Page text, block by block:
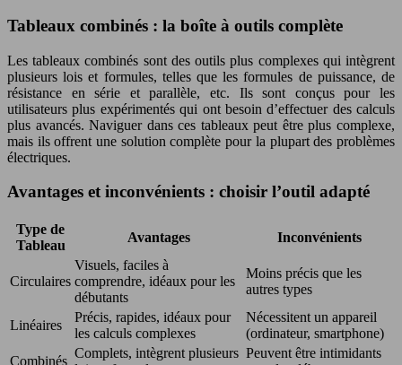
Tableaux combinés : la boîte à outils complète
Les tableaux combinés sont des outils plus complexes qui intègrent
plusieurs lois et formules, telles que les formules de puissance, de
résistance en série et parallèle, etc. Ils sont conçus pour les
utilisateurs plus expérimentés qui ont besoin d’effectuer des calculs
plus avancés. Naviguer dans ces tableaux peut être plus complexe,
mais ils offrent une solution complète pour la plupart des problèmes
électriques.
Avantages et inconvénients : choisir l’outil adapté
Type de
Tableau
Avantages Inconvénients
Circulaires
Visuels, faciles à
comprendre, idéaux pour les
débutants
Moins précis que les
autres types
Linéaires
Précis, rapides, idéaux pour
les calculs complexes
Nécessitent un appareil
(ordinateur, smartphone)
Combinés
Complets, intègrent plusieurs Peuvent être intimidants